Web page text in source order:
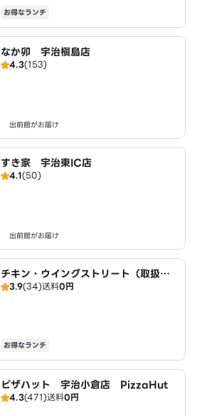
お得なランチ
なか卯 宇治槇島店
4.3(153)
出前館がお届け
すき家 宇治東IC店
4.1(50)
出前館がお届け
チキン・ウイングストリート（取扱：
ピザハット宇治小倉店）
3.9(34)送料0円
お得なランチ
ピザハット 宇治小倉店 PizzaHut
4.3(471)送料0円